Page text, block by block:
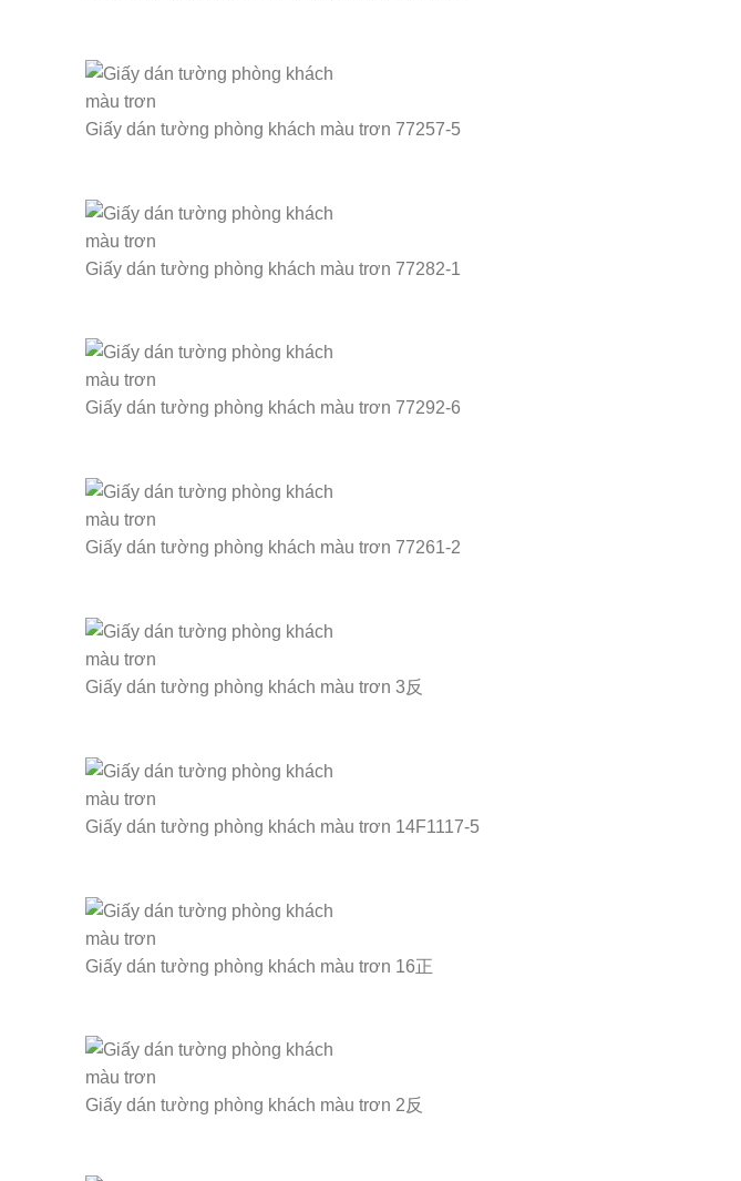
Giấy dán tường phòng khách màu trơn 77257-5
Giấy dán tường phòng khách màu trơn 77282-1
Giấy dán tường phòng khách màu trơn 77292-6
Giấy dán tường phòng khách màu trơn 77261-2
Giấy dán tường phòng khách màu trơn 3反
Giấy dán tường phòng khách màu trơn 14F1117-5
Giấy dán tường phòng khách màu trơn 16正
Giấy dán tường phòng khách màu trơn 2反